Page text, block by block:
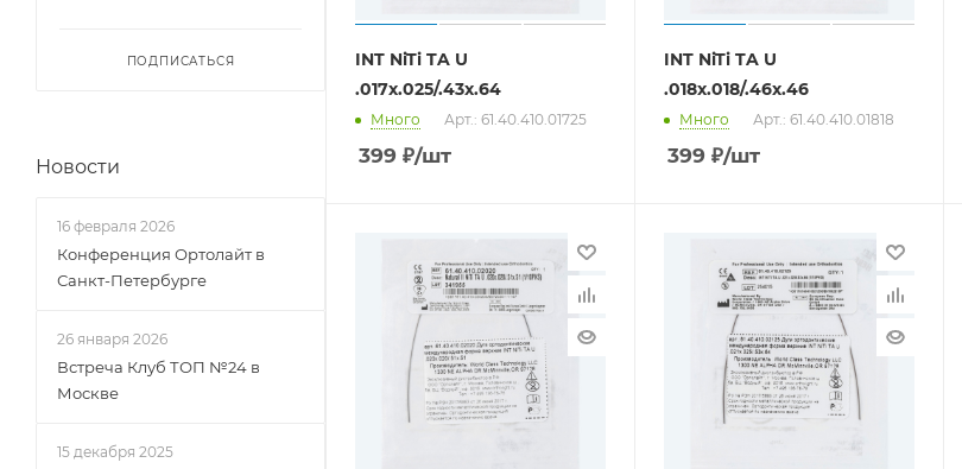
INT NiTi TA U
.017x.025/.43x.64
Много Арт.: 61.40.410.01725
399 ₽/шт
INT NiTi TA U
.018x.018/.46x.46
Много Арт.: 61.40.410.01818
399 ₽/шт
ПОДПИСАТЬСЯ
Новости
16 февраля 2026
Конференция Ортолайт в
Санкт-Петербурге
26 января 2026
Встреча Клуб ТОП №24 в
Москве
15 декабря 2025